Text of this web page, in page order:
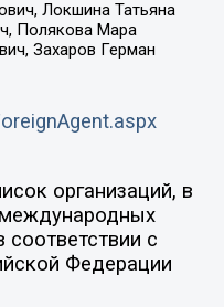
Локшина Татьяна
Полякова Мара
Захаров Герман
организаций, в
соответствии с
Федерации